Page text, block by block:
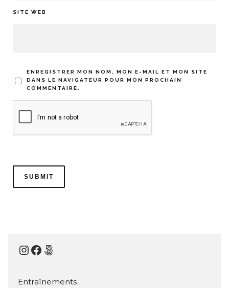
SITE WEB
ENREGISTRER MON NOM, MON E-MAIL ET MON SITE
DANS LE NAVIGATEUR POUR MON PROCHAIN
COMMENTAIRE.
Instagram
Facebook
500px
Entraînements